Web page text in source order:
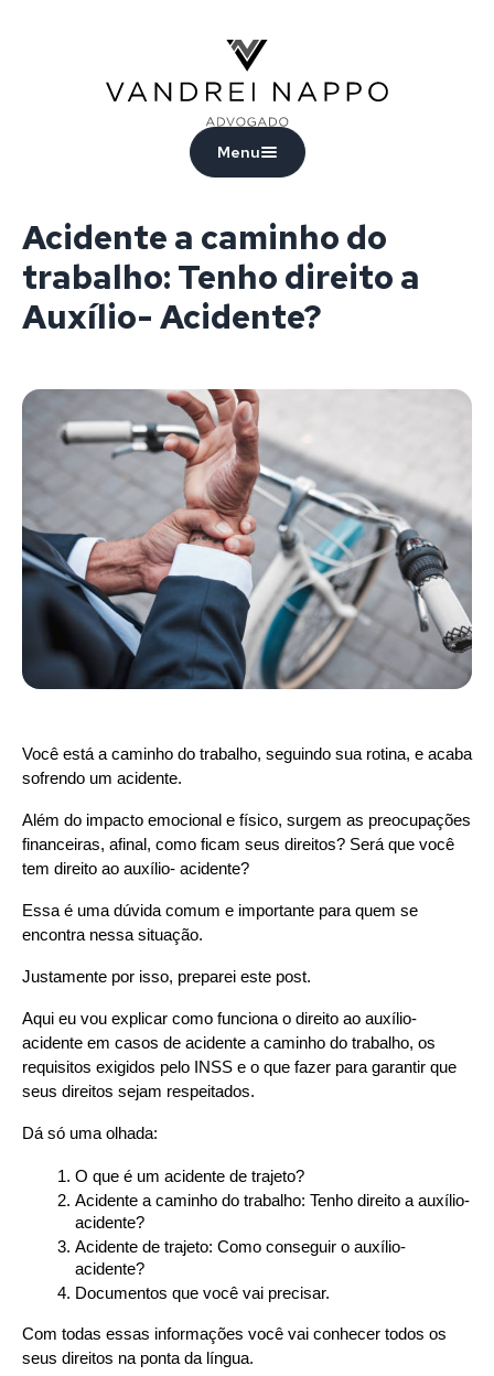
Menu
Acidente a caminho do
trabalho: Tenho direito a
Auxílio- Acidente?
Você está a caminho do trabalho, seguindo sua rotina, e acaba
sofrendo um acidente.
Além do impacto emocional e físico, surgem as preocupações
financeiras, afinal, como ficam seus direitos? Será que você
tem direito ao auxílio- acidente?
Essa é uma dúvida comum e importante para quem se
encontra nessa situação.
Justamente por isso, preparei este post.
Aqui eu vou explicar como funciona o direito ao auxílio-
acidente em casos de acidente a caminho do trabalho, os
requisitos exigidos pelo INSS e o que fazer para garantir que
seus direitos sejam respeitados.
Dá só uma olhada:
O que é um acidente de trajeto?
Acidente a caminho do trabalho: Tenho direito a auxílio-
acidente?
Acidente de trajeto: Como conseguir o auxílio-
acidente?
Documentos que você vai precisar.
Com todas essas informações você vai conhecer todos os
seus direitos na ponta da língua.